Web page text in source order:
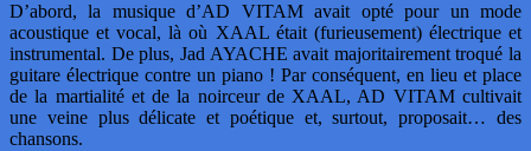
D’abord, la musique d’AD VITAM avait opté pour un mode
acoustique et vocal, là où XAAL était (furieusement) électrique et
instrumental. De plus, Jad AYACHE avait majoritairement troqué la
guitare électrique contre un piano ! Par conséquent, en lieu et place
de la martialité et de la noirceur de XAAL, AD VITAM cultivait
une veine plus délicate et poétique et, surtout, proposait… des
chansons.